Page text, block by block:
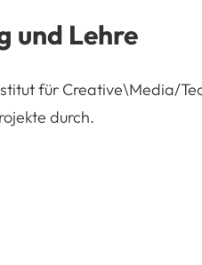
und Lehre
für Creative\Media/
durch.